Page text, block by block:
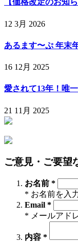
【価格改定のお知ら
12 3月 2026
あるます〜ぷ 年末
16 12月 2025
愛されて13年！唯
21 11月 2025
ご意見・ご要望
お名前 *
* お名前を入
Email *
* メールアド
内容 *